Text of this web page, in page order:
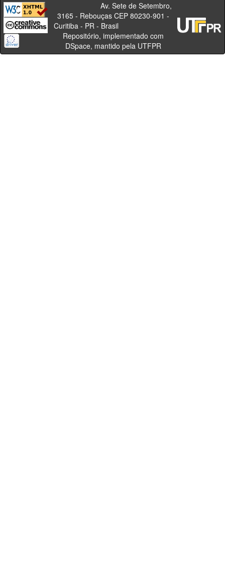
Av. Sete de Setembro,
3165 - Rebouças CEP 80230-901 -
Curitiba - PR - Brasil
Repositório, implementado com
DSpace, mantido pela UTFPR